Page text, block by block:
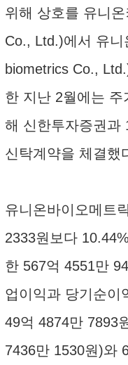
위해 상호를 유니
Co., Ltd.)에서 유
biometrics Co.,
한 지난 2월에는 주
해 신한투자증권과
신탁계약을 체결했
유니온바이오메트
2333원보다
한 567억 4551만
업이익과 당기순이
49억 4874만 7893
7436만 1530원)와